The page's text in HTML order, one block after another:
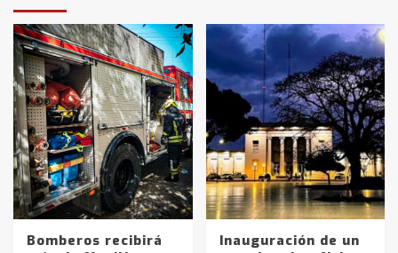
Bomberos recibirá
Inauguración de un